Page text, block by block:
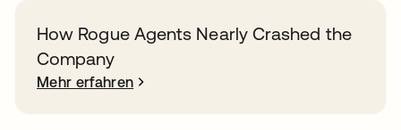
How Rogue Agents Nearly Crashed the
Company
Mehr erfahren